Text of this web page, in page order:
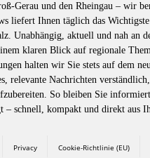
Gerau und den Rheingau – wir
liefert Ihnen täglich das Wichtigste
Unabhängig, aktuell und nah an
klaren Blick auf regionale
halten wir Sie stets auf dem
relevante Nachrichten
So bleiben Sie
– schnell, kompakt und direkt aus
Privacy Cookie-Richtlinie (EU)